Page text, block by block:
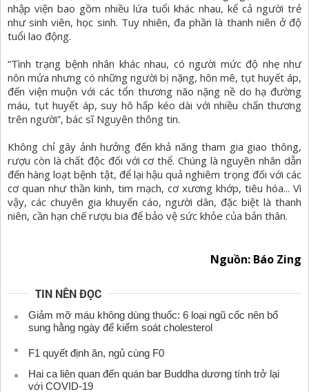
nhập viện bao gồm nhiều lứa tuổi khác nhau, kể cả người trẻ
như sinh viên, học sinh. Tuy nhiên, đa phần là thanh niên ở độ
tuổi lao động.
“Tình trạng bệnh nhân khác nhau, có người mức độ nhẹ như
nôn mửa nhưng có những người bị nặng, hôn mê, tụt huyết áp,
đến viện muộn với các tổn thương não nặng nề do hạ đường
máu, tụt huyết áp, suy hô hấp kéo dài với nhiều chấn thương
trên người”, bác sĩ Nguyên thông tin.
Không chỉ gây ảnh hưởng đến khả năng tham gia giao thông,
rượu còn là chất độc đối với cơ thể. Chúng là nguyên nhân dẫn
đến hàng loạt bệnh tật, để lại hậu quả nghiêm trọng đối với các
cơ quan như thần kinh, tim mạch, cơ xương khớp, tiêu hóa... Vì
vậy, các chuyên gia khuyến cáo, người dân, đặc biệt là thanh
niên, cần hạn chế rượu bia để bảo vệ sức khỏe của bản thân.
Nguồn: Báo Zing
TIN NÊN ĐỌC
Giảm mỡ máu không dùng thuốc: 6 loại ngũ cốc nên bổ
sung hằng ngày để kiểm soát cholesterol
F1 quyết định ăn, ngủ cùng F0
Hai ca liên quan đến quán bar Buddha dương tính trở lại
với COVID-19